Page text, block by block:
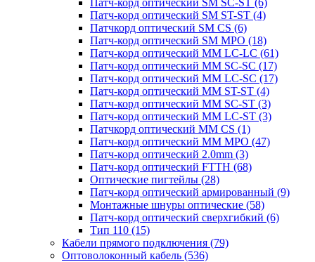
Патч-корд оптический SM SC-ST (6)
Патч-корд оптический SM ST-ST (4)
Патчкорд оптический SM CS (6)
Патч-корд оптический SM MPO (18)
Патч-корд оптический MM LC-LC (61)
Патч-корд оптический MM SC-SC (17)
Патч-корд оптический MM LC-SC (17)
Патч-корд оптический MM ST-ST (4)
Патч-корд оптический MM SC-ST (3)
Патч-корд оптический MM LC-ST (3)
Патчкорд оптический MM CS (1)
Патч-корд оптический MM MPO (47)
Патч-корд оптический 2.0mm (3)
Патч-корд оптический FTTH (68)
Оптические пигтейлы (28)
Патч-корд оптический армированный (9)
Монтажные шнуры оптические (58)
Патч-корд оптический сверхгибкий (6)
Тип 110 (15)
Кабели прямого подключения (79)
Оптоволоконный кабель (536)